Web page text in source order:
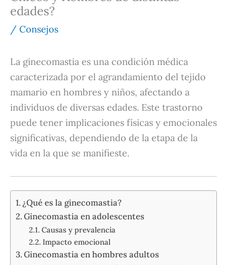
edades?
/ Consejos
La ginecomastia es una condición médica
caracterizada por el agrandamiento del tejido
mamario en hombres y niños, afectando a
individuos de diversas edades. Este trastorno
puede tener implicaciones físicas y emocionales
significativas, dependiendo de la etapa de la
vida en la que se manifieste.
¿Qué es la ginecomastia?
Ginecomastia en adolescentes
Causas y prevalencia
Impacto emocional
Ginecomastia en hombres adultos